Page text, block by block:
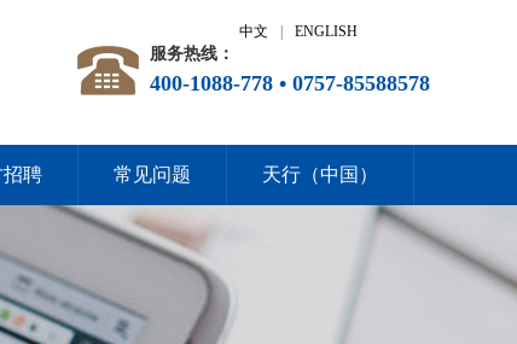
中文 ENGLISH
服务热线：
400-1088-778 • 0757-85588578
招聘 常见问题 天行（中国）